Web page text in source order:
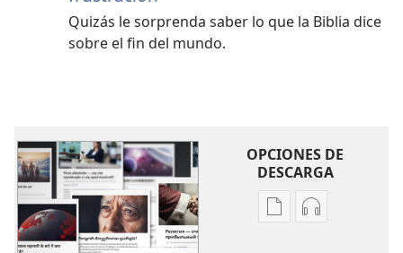
Quizás le sorprenda saber lo que la Biblia dice
sobre el fin del mundo.
OPCIONES DE
DESCARGA
OpcionesOpciones